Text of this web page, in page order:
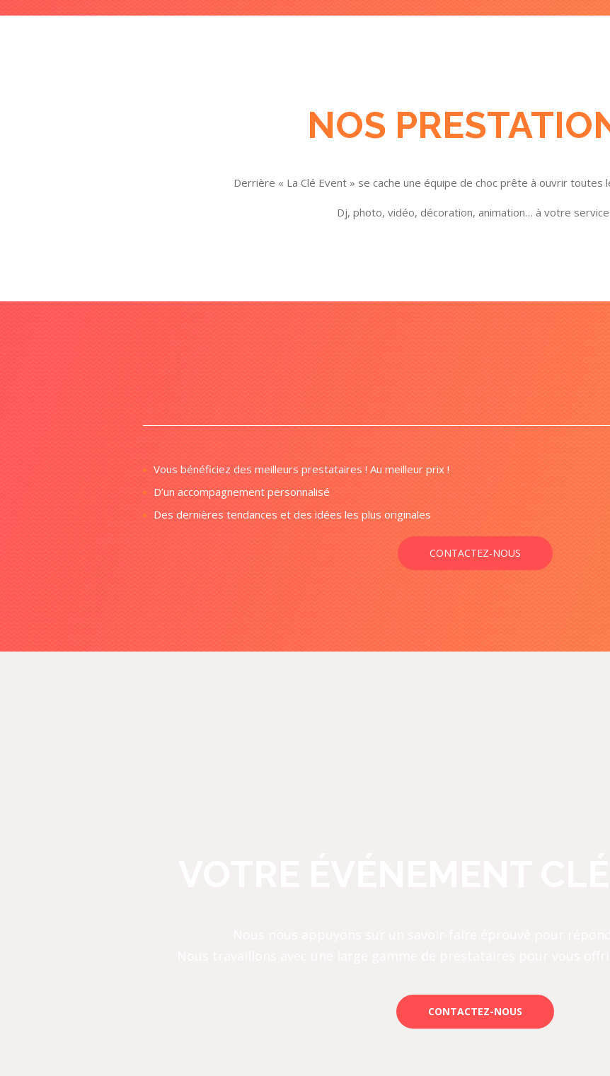
NOS
Derrière « La Clé Event » se cache une équipe de choc prête à ouvrir toutes
Dj, photo, vidéo, décoration, animation… à votre service
Vous bénéficiez des meilleurs prestataires ! Au meilleur prix !
D’un accompagnement personnalisé
Des dernières tendances et des idées les plus originales
CONTACTEZ-NOUS
CONTACTEZ-NOUS